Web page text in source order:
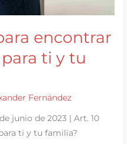
encontrar
ti y tu
Fernández
junio de 2023 | Art. 10
ti y tu familia?